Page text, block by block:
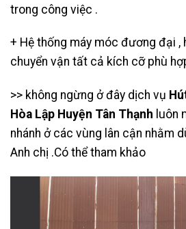
trong công việc .
+ Hệ thống máy móc đương đại ,
chuyển vận tất cả kích cỡ phù
>> không ngừng ở đây dịch vụ
Hòa Lập Huyện Tân Thạnh luôn
nhánh ở các vùng lân cận nhằm
Anh chị .Có thể tham khảo